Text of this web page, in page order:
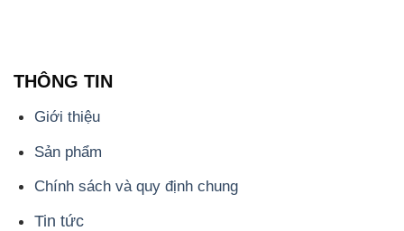
THÔNG TIN
Giới thiệu
Sản phẩm
Chính sách và quy định chung
Tin tức